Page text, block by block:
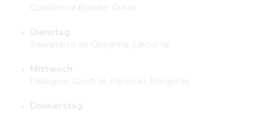
Castillon-la-Bataille, Duras
Dienstag
Sauveterre de Guyenne, Libourne
Mittwoch
Pellegrue, Coutras, Périssac, Bergerac
Donnerstag